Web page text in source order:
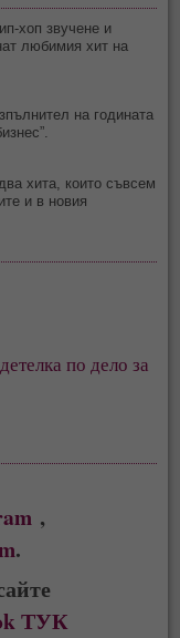
хоп звучене и
любимия хит на
на годината
хита, които съвсем
и в новия
по дело за
,
.
ТУК